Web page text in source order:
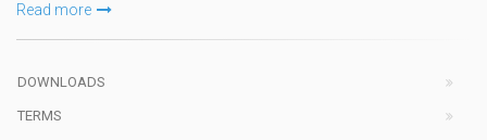
Read more
DOWNLOADS
TERMS